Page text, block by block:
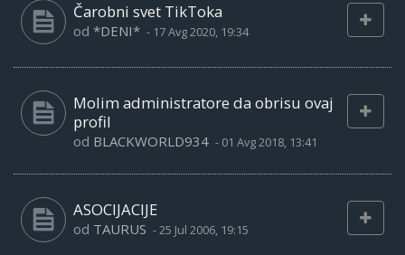
Čarobni svet TikToka
od *DENI* - 17 Avg 2020, 19:34
Molim administratore da obrisu ovaj
profil
od BLACKWORLD934 - 01 Avg 2018, 13:41
ASOCIJACIJE
od TAURUS -25 Jul 2006, 19:15